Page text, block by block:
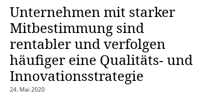
Unternehmen mit starker
Mitbestimmung sind
rentabler und verfolgen
häufiger eine Qualitäts- und
Innovationsstrategie
24. Mai 2020